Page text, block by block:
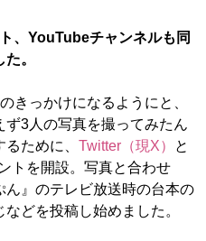
、YouTubeチャンネルも同
。
きっかけになるようにと、
ず3人の写真を撮ってみたん
ために、 Twitter（現X）
と
トを開設。写真と合わせ
ん』のテレビ放送時の台本の
どを投稿し始めました。